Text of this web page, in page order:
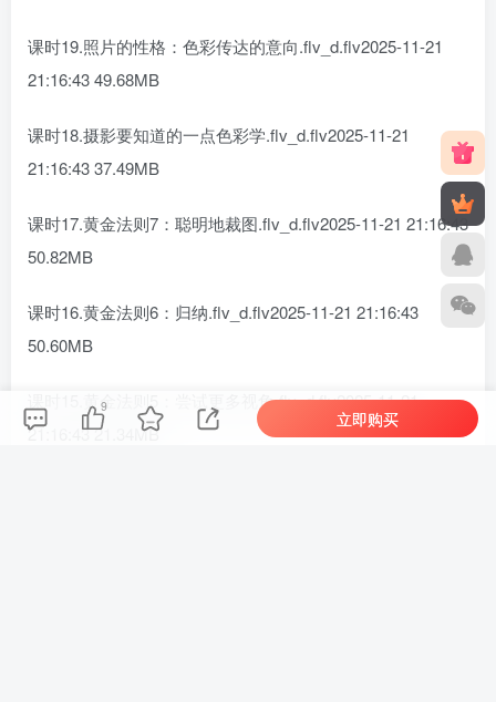
课时19.照片的性格：色彩传达的意向.flv_d.flv2025-11-21
21:16:43 49.68MB
课时18.摄影要知道的一点色彩学.flv_d.flv2025-11-21
21:16:43 37.49MB
课时17.黄金法则7：聪明地裁图.flv_d.flv2025-11-21 21:16:43
50.82MB
课时16.黄金法则6：归纳.flv_d.flv2025-11-21 21:16:43
50.60MB
课时15.黄金法则5：尝试更多视角.flv_d.flv2025-11-21
21:16:43 21.34MB
9
立即购买